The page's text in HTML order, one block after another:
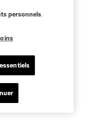
personnels.